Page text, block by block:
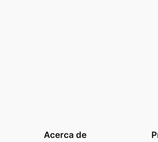
Acerca de